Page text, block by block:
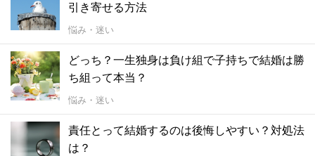
引き寄せる方法
悩み・迷い
どっち？一生独身は負け組で子持ちで結婚は勝
ち組って本当？
悩み・迷い
責任とって結婚するのは後悔しやすい？対処法
は？